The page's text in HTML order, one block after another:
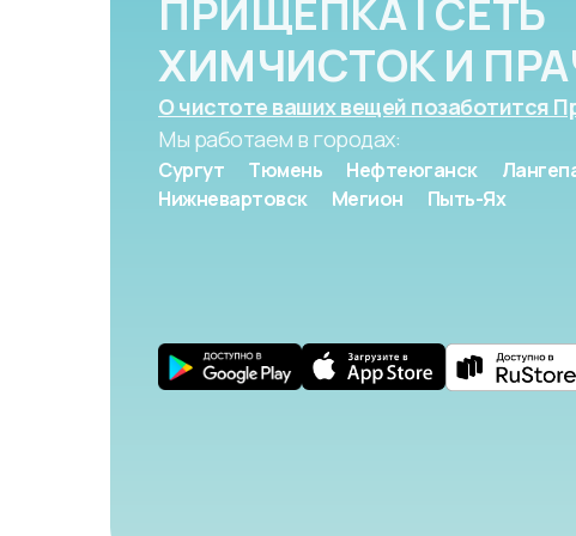
ПРИЩЕПКА | СЕТЬ
ХИМЧИСТОК И
О чистоте ваших вещей позаботится
Мы работаем в городах:
Сургут Тюмень Нефтеюганск
Нижневартовск
Мегион Пыть-Ях